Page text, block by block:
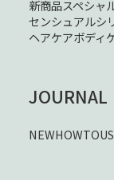
新商品スペシャ
センシュアルシ
ヘアケアボディ
JOURNAL
NEW